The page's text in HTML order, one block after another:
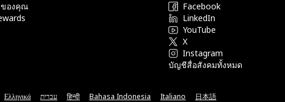
ของคุณ
Facebook
LinkedIn
YouTube
X
Instagram
บัญชีสื่อสังคมทั้งหมด
Ελληνικά עברית हिन्दी Bahasa Indonesia Italiano 日本語